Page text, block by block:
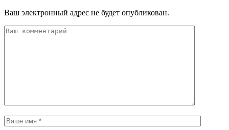
Ваш электронный адрес не будет опубликован.